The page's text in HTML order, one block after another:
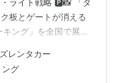
板とゲートが消える
ング」を全国で展開
、今、駐車場運営の
革に着手しているこ
レンタカー
ング